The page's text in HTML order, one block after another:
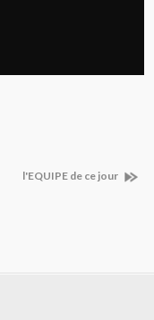
l'EQUIPE de ce jour